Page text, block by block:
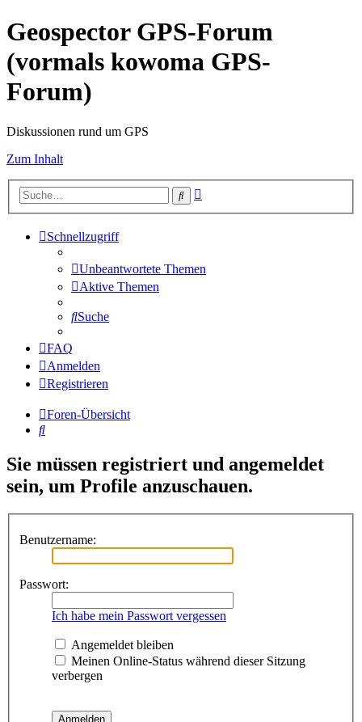
Geospector GPS-Forum
(vormals kowoma GPS-
Forum)
Diskussionen rund um GPS
Zum Inhalt
Suche
Schnellzugriff
Unbeantwortete Themen
Aktive Themen
Suche
FAQ
Anmelden
Registrieren
Foren-Übersicht
Suche
Sie müssen registriert und angemeldet
sein, um Profile anzuschauen.
Benutzername:
Passwort:
Ich habe mein Passwort vergessen
Angemeldet bleiben
Meinen Online-Status während dieser Sitzung
verbergen